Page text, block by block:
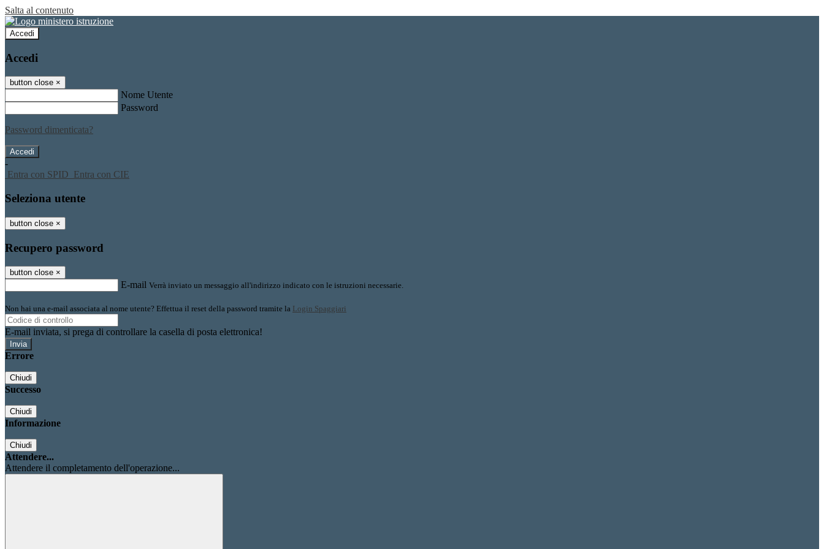
Salta al contenuto
Accedi
Accedi
button close ×
Nome Utente
Password
Password dimenticata?
-
Entra con SPID Entra con CIE
Seleziona utente
button close ×
Recupero password
button close ×
E-mail Verrà inviato un messaggio all'indirizzo indicato con le istruzioni necessarie.
Non hai una e-mail associata al nome utente? Effettua il reset della password tramite la Login Spaggiari
E-mail inviata, si prega di controllare la casella di posta elettronica!
Errore
Chiudi
Successo
Chiudi
Informazione
Chiudi
Attendere...
Attendere il completamento dell'operazione...